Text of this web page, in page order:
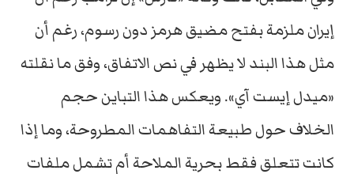
إيران ملزمة بفتح مضيق هرمز دون رسوم، رغم أن
مثل هذا البند لا يظهر في نص الاتفاق، وفق ما نقلته
«ميدل إيست آي». ويعكس هذا التباين حجم
الخلاف حول طبيعة التفاهمات المطروحة، وما إذا
كانت تتعلق فقط بحرية الملاحة أم تشمل ملفات